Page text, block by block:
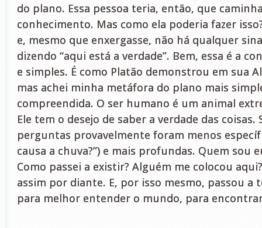
do plano. Essa pessoa teria, então, que
conhecimento. Mas como ela poderia fazer
e, mesmo que enxergasse, não há qualquer
dizendo “aqui está a verdade”. Bem, essa é a
e simples. É como Platão demonstrou em sua
mas achei minha metáfora do plano mais
compreendida. O ser humano é um animal
Ele tem o desejo de saber a verdade das coisas.
perguntas provavelmente foram menos
causa a chuva?”) e mais profundas. Quem sou
Como passei a existir? Alguém me colocou
assim por diante. E, por isso mesmo, passou
para melhor entender o mundo, para